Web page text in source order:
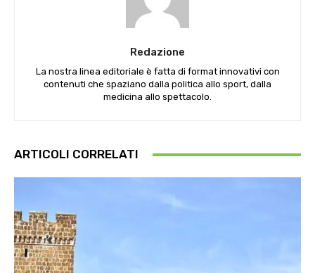
Redazione
La nostra linea editoriale è fatta di format innovativi con
contenuti che spaziano dalla politica allo sport, dalla
medicina allo spettacolo.
ARTICOLI CORRELATI